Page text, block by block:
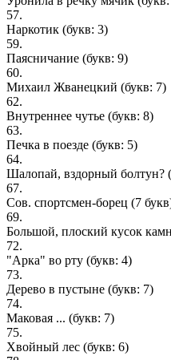
57.
Наркотик (букв: 3)
59.
Паясничание (букв: 9)
60.
Михаил Жванецкий (букв: 7)
62.
Внутреннее чутье (букв: 8)
63.
Печка в поезде (букв: 5)
64.
Шалопай, вздорный болтун?
67.
Coв. cпopтcмeн-бopeц (7
69.
Большой, плоcкий кyсок
72.
"Арка" во рту (букв: 4)
73.
Дерево в пустыне (букв: 7)
74.
Маковая ... (букв: 7)
75.
Хвойный лес (букв: 6)